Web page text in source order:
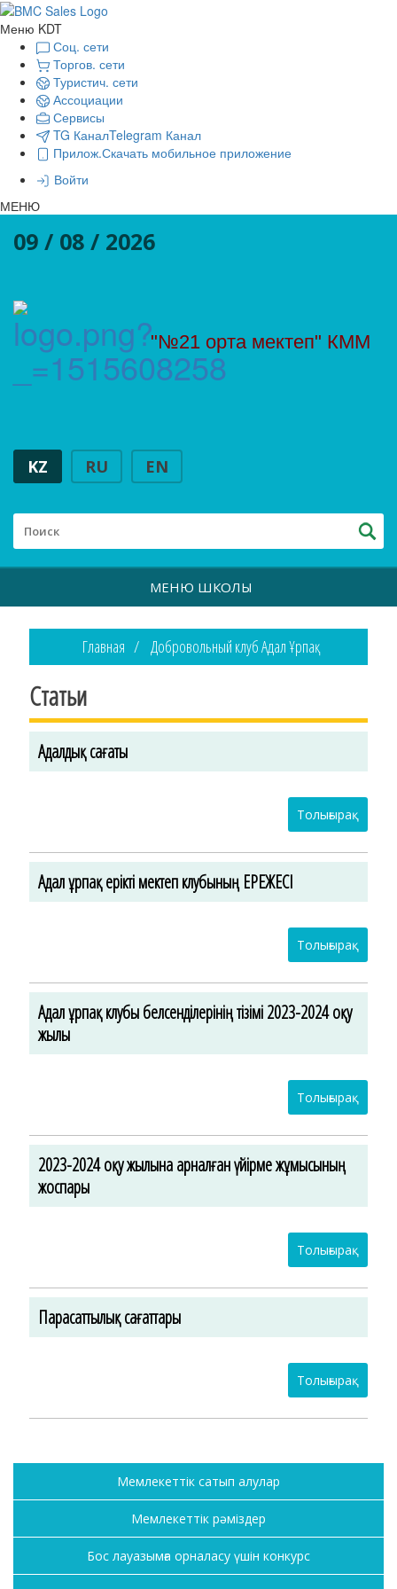
Меню KDT
Соц. сети
Торгов. сети
Туристич. сети
Ассоциации
Сервисы
TG КаналTelegram Канал
Прилож.Скачать мобильное приложение
Войти
МЕНЮ
09 / 08 / 2026
"№21 орта мектеп" КММ
KZ RU EN
МЕНЮ ШКОЛЫ
Главная Добровольный клуб Адал Ұрпақ
Статьи
Адалдық сағаты
Толығырақ
Адал ұрпақ ерікті мектеп клубының ЕРЕЖЕСІ
Толығырақ
Адал ұрпақ клубы белсенділерінің тізімі 2023-2024 оқу
жылы
Толығырақ
2023-2024 оқу жылына арналған үйірме жұмысының
жоспары
Толығырақ
Парасаттылық сағаттары
Толығырақ
Мемлекеттік сатып алулар
Мемлекеттік рәміздер
Бос лауазымға орналасу үшін конкурс